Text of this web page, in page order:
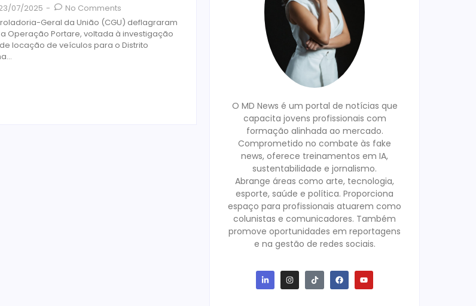
07/2025 -
No Comments
Geral da União (CGU) deflagraram
Operação Portare, voltada à investigação
locação de veículos para o Distrito
O MD News é um portal de notícias que
capacita jovens profissionais com
formação alinhada ao mercado.
Comprometido no combate às fake
news, oferece treinamentos em IA,
sustentabilidade e jornalismo.
Abrange áreas como arte, tecnologia,
esporte, saúde e política. Proporciona
espaço para profissionais atuarem como
colunistas e comunicadores. Também
promove oportunidades em reportagens
e na gestão de redes sociais.